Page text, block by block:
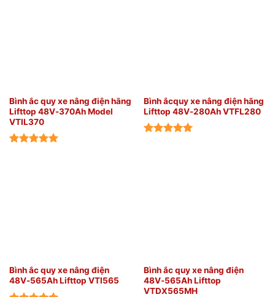
Bình ắc quy xe nâng điện hãng
Lifttop 48V-370Ah Model
VTIL370
Bình ắcquy xe nâng điện hãng
Lifttop 48V-280Ah VTFL280
Bình ắc quy xe nâng điện
48V-565Ah Lifttop VTI565
Bình ắc quy xe nâng điện
48V-565Ah Lifttop
VTDX565MH